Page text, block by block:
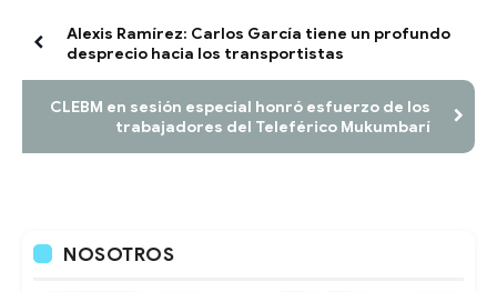
Alexis Ramírez: Carlos García tiene un profundo
desprecio hacia los transportistas
CLEBM en sesión especial honró esfuerzo de los
trabajadores del Teleférico Mukumbarí
NOSOTROS